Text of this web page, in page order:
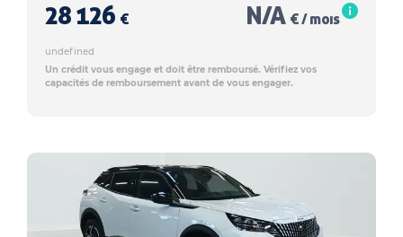
28 126 € N/A € / mois
undefined
Un crédit vous engage et doit être remboursé. Vérifiez vos
capacités de remboursement avant de vous engager.